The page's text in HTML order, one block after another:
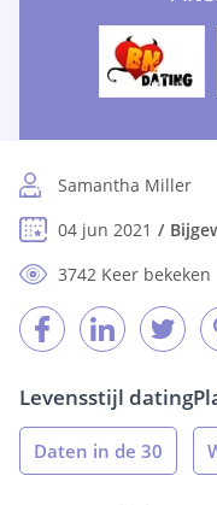
Samantha Miller
04 jun 2021
3742 Keer bekeken
Levensstijl dating
Daten in de 30